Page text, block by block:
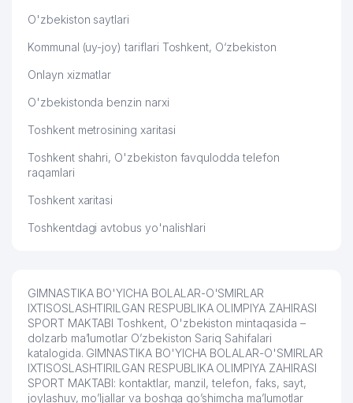
O'zbekiston saytlari
Kommunal (uy-joy) tariflari Toshkent, O‘zbekiston
Onlayn xizmatlar
O'zbekistonda benzin narxi
Toshkent metrosining xaritasi
Toshkent shahri, O'zbekiston favqulodda telefon
raqamlari
Toshkent xaritasi
Toshkentdagi avtobus yo'nalishlari
GIMNASTIKA BO'YICHA BOLALAR-O'SMIRLAR
IXTISOSLASHTIRILGAN RESPUBLIKA OLIMPIYA ZAHIRASI
SPORT MAKTABI Toshkent, O'zbekiston mintaqasida –
dolzarb ma’lumotlar O’zbekiston Sariq Sahifalari
katalogida. GIMNASTIKA BO'YICHA BOLALAR-O'SMIRLAR
IXTISOSLASHTIRILGAN RESPUBLIKA OLIMPIYA ZAHIRASI
SPORT MAKTABI: kontaktlar, manzil, telefon, faks, sayt,
joylashuv, mo’ljallar va boshqa qo’shimcha ma’lumotlar